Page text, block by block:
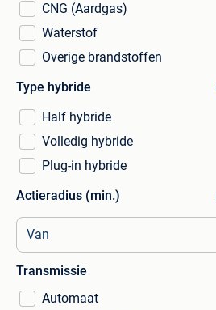
CNG (Aardgas)
Waterstof
Overige brandstoffen
Type hybride
Half hybride
Volledig hybride
Plug-in hybride
Actieradius (min.)
Transmissie
Automaat